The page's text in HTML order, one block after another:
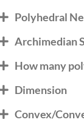
Polyhedral
Archimedian
How many
Dimension
Convex/